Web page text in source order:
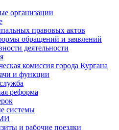
организации
правовых актов
обращений и заявлений
деятельности
комиссия города Кургана
и функции
реформа
системы
и рабочие поездки